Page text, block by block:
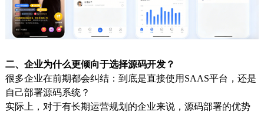
二、企业为什么更倾向于选择源码开发？
很多企业在前期都会纠结：到底是直接使用SAAS平台，还是
自己部署源码系统？
实际上，对于有长期运营规划的企业来说，源码部署的优势